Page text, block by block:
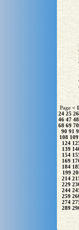
Page < 1
24 25 26
46 47 48
68 69 70
90 91
108 109
124
139
154
169
184
199
214
229
244
259
274
289